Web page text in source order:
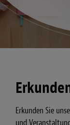
Erkunden Sie